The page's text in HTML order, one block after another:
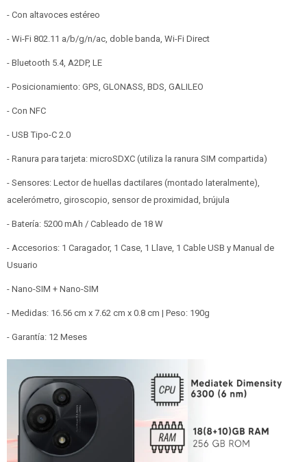
- Con altavoces estéreo
- Wi-Fi 802.11 a/b/g/n/ac, doble banda, Wi-Fi Direct
- Bluetooth 5.4, ​​A2DP, LE
- Posicionamiento: GPS, GLONASS, BDS, GALILEO
- Con NFC
- USB Tipo-C 2.0
- Ranura para tarjeta: microSDXC (utiliza la ranura SIM compartida)
- Sensores: Lector de huellas dactilares (montado lateralmente),
acelerómetro, giroscopio, sensor de proximidad, brújula
- Batería: 5200 mAh / Cableado de 18 W
- Accesorios: 1 Caragador, 1 Case, 1 Llave, 1 Cable USB y Manual de
Usuario
- Nano-SIM + Nano-SIM
- Medidas: 16.56 cm x 7.62 cm x 0.8 cm | Peso: 190g
- Garantía: 12 Meses